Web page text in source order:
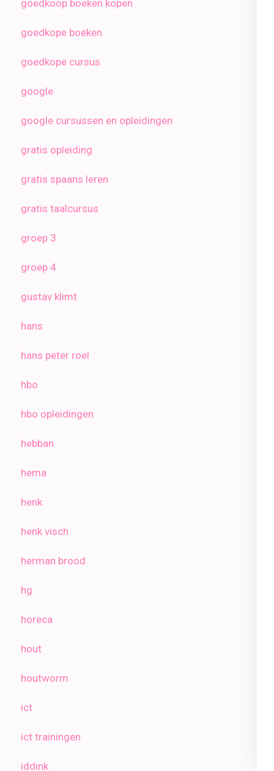
goedkoop boeken kopen
goedkope boeken
goedkope cursus
google
google cursussen en opleidingen
gratis opleiding
gratis spaans leren
gratis taalcursus
groep 3
groep 4
gustav klimt
hans
hans peter roel
hbo
hbo opleidingen
hebban
hema
henk
henk visch
herman brood
hg
horeca
hout
houtworm
ict
ict trainingen
iddink